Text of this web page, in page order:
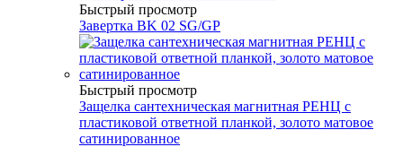
Быстрый просмотр
Завертка BK 02 SG/GP
Быстрый просмотр
Защелка сантехническая магнитная РЕНЦ с
пластиковой ответной планкой, золото матовое
сатинированное